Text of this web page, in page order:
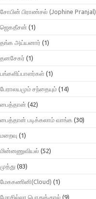
சோபின் பிராண்சல் (Jophine Pranjal)
ஜெகதீசன் (1)
தங்க அய்யனார் (1)
தனசேகர் (1)
பங்களிப்பாளர்கள் (1)
பேராலயமும் சந்தையும் (14)
பைத்தான் (42)
பைத்தான் படிக்கலாம் வாங்க (30)
மறைவு (1)
மின்னணுவியல் (52)
முத்து (83)
மேககணினி(Cloud) (1)
மோசில்லா பொதுக்குரல் (9)